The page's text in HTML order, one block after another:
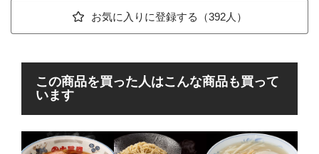
お気に入りに登録する（392人）
この商品を買った人はこんな商品も買って
います